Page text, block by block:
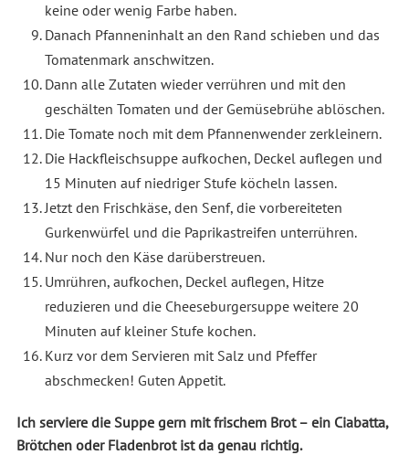
keine oder wenig Farbe haben.
Danach Pfanneninhalt an den Rand schieben und das
Tomatenmark anschwitzen.
Dann alle Zutaten wieder verrühren und mit den
geschälten Tomaten und der Gemüsebrühe ablöschen.
Die Tomate noch mit dem Pfannenwender zerkleinern.
Die Hackfleischsuppe aufkochen, Deckel auflegen und
15 Minuten auf niedriger Stufe köcheln lassen.
Jetzt den Frischkäse, den Senf, die vorbereiteten
Gurkenwürfel und die Paprikastreifen unterrühren.
Nur noch den Käse darüberstreuen.
Umrühren, aufkochen, Deckel auflegen, Hitze
reduzieren und die Cheeseburgersuppe weitere 20
Minuten auf kleiner Stufe kochen.
Kurz vor dem Servieren mit Salz und Pfeffer
abschmecken! Guten Appetit.
Ich serviere die Suppe gern mit frischem Brot – ein Ciabatta,
Brötchen oder Fladenbrot ist da genau richtig.